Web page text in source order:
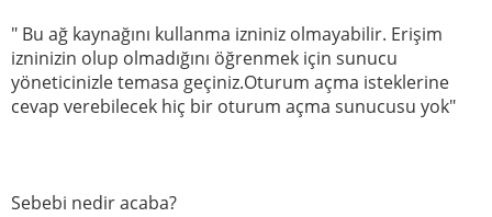
" Bu ağ kaynağını kullanma izniniz olmayabilir. Erişim
izninizin olup olmadığını öğrenmek için sunucu
yöneticinizle temasa geçiniz.Oturum açma isteklerine
cevap verebilecek hiç bir oturum açma sunucusu yok"
Sebebi nedir acaba?